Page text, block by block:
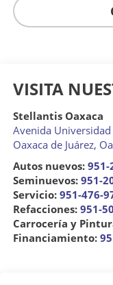
VISITA
Stellantis Oaxaca
Avenida
Oaxaca de Juárez,
Autos nuevos: 951-
Seminuevos: 951-
Servicio: 951-476-
Refacciones: 951-
Carrocería y
Financiamiento: